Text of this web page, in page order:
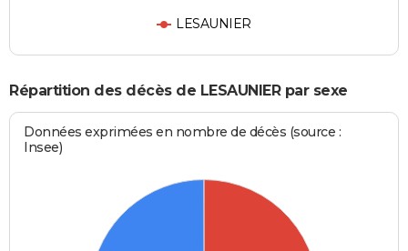
LESAUNIER
Répartition des décès de LESAUNIER par sexe
Données exprimées en nombre de décès (source :
Insee)